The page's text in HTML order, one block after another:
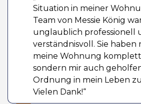
Situation in meiner
Team von Messie König
unglaublich professionell
verständnisvoll. Sie
meine Wohnung
sondern mir auch
Ordnung in mein Leben
Vielen Dank!“